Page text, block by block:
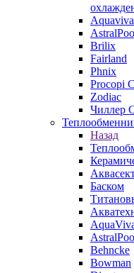
Aquaviva
Brilix
Fairland
Phnix
Procopi
Zodiac
Чиллер
Назад
Баском
Behncke
Bowman